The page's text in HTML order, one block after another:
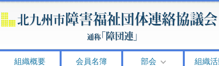
組織概要 会員名簿 部会 組織